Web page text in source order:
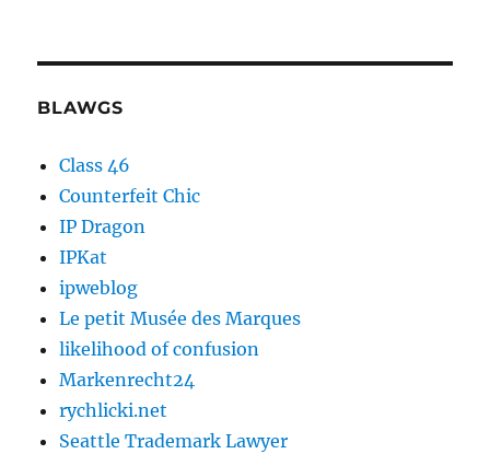
BLAWGS
Class 46
Counterfeit Chic
IP Dragon
IPKat
ipweblog
Le petit Musée des Marques
likelihood of confusion
Markenrecht24
rychlicki.net
Seattle Trademark Lawyer